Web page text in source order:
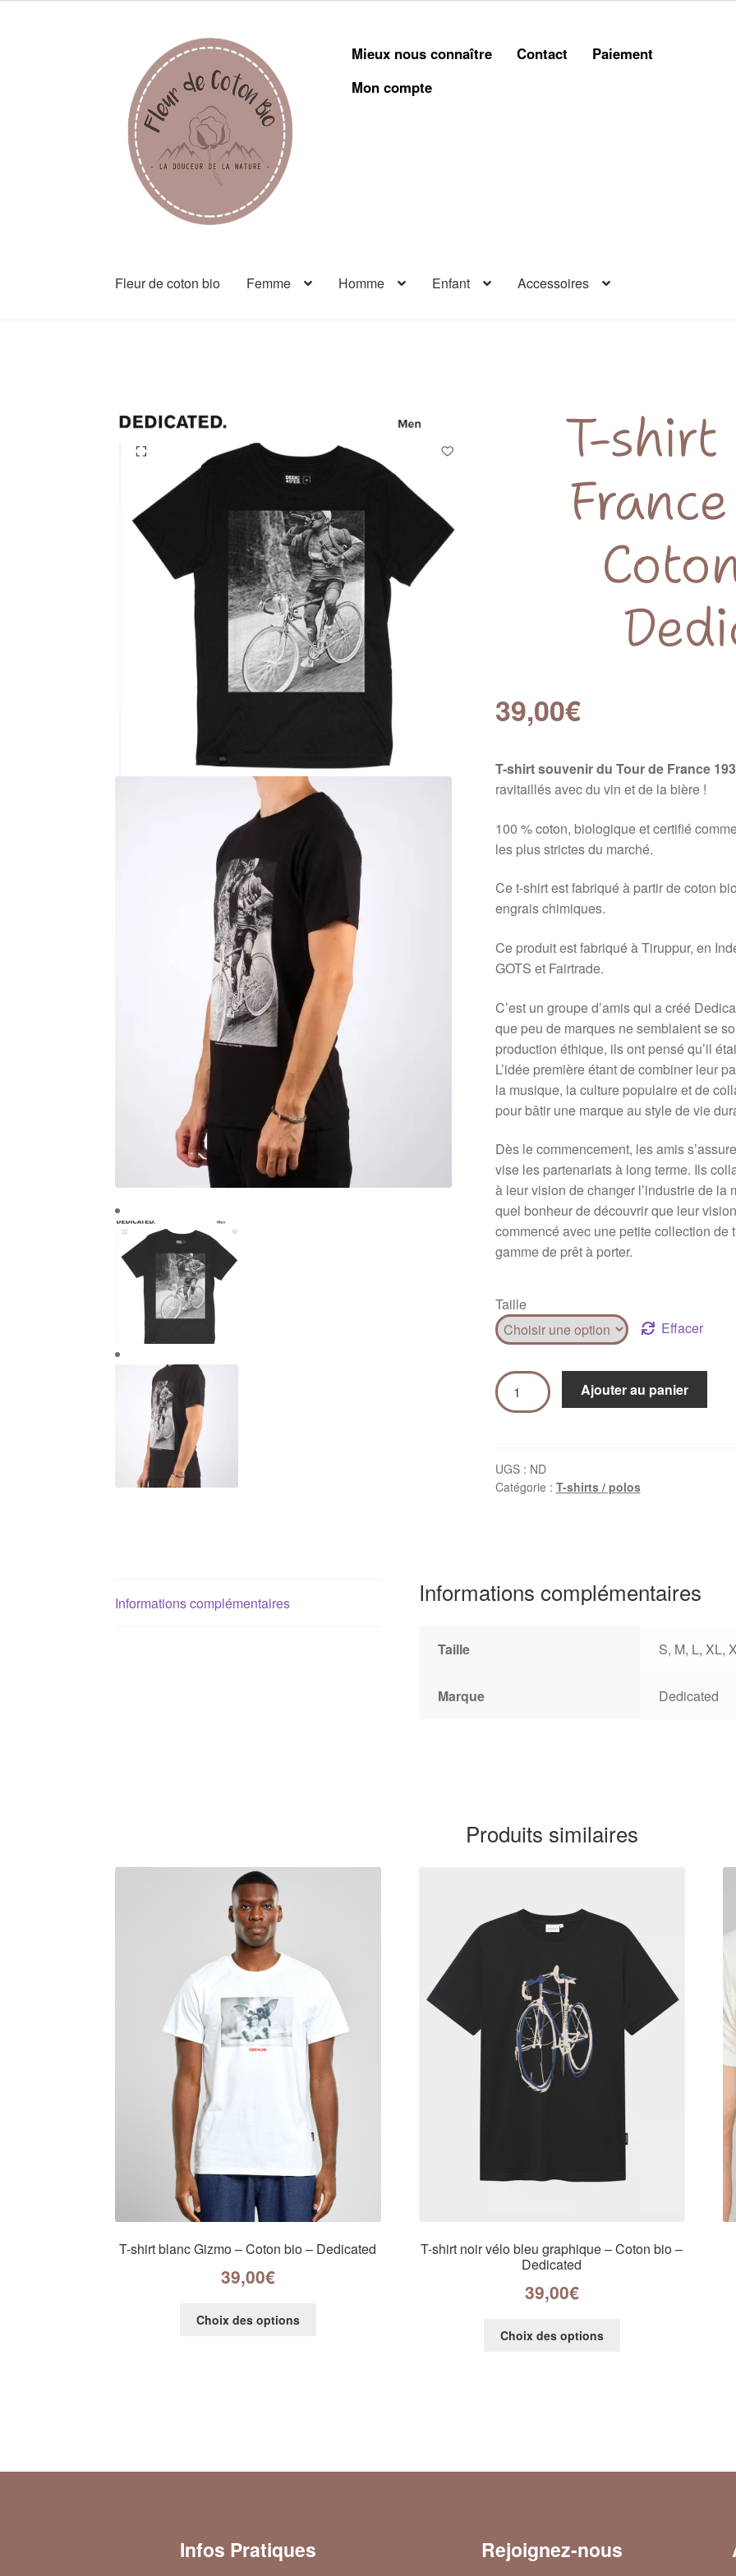
Mieux nous connaître Contact
Paiement
Mon compte
Fleur de coton bio Femme Homme Enfant Accessoires
T-shirt
39,00€
T-shirt souvenir du Tour de France
ravitaillés avec du vin et de la bière !
100 % coton, biologique et certifié
les plus strictes du marché.
Ce t-shirt est fabriqué à partir de coton
engrais chimiques.
Ce produit est fabriqué à Tiruppur, en
GOTS et Fairtrade.
C’est un groupe d’amis qui a créé
que peu de marques ne semblaient se
production éthique, ils ont pensé qu’il
L’idée première étant de combiner leur
la musique, la culture populaire et de
pour bâtir une marque au style de vie
Dès le commencement, les amis
vise les partenariats à long terme. Ils
à leur vision de changer l’industrie de la
quel bonheur de découvrir que leur
commencé avec une petite collection de
gamme de prêt à porter.
Taille
Effacer
Ajouter au panier
UGS : ND
Catégorie : T-shirts / polos
Informations complémentaires Informations complémentaires
Taille S, M, L, XL,
Marque Dedicated
Produits similaires
T-shirt blanc Gizmo – Coton bio – Dedicated
39,00€
Choix des options
T-shirt noir vélo bleu graphique – Coton bio –
Dedicated
39,00€
Choix des options
Infos Pratiques Rejoignez-nous